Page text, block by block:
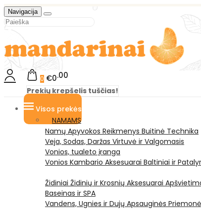
Navigacija
0 €0 00
Prekių krepšelis tuščias!
Visos prekės
NAMAMS
Namų Apyvokos Reikmenys Buitinė Technika
Veja, Sodas, Daržas Virtuvė ir Valgomasis
Vonios, tualeto įranga
Vonios Kambario Aksesuarai Baltiniai ir
Židiniai Židinių ir Krosnių Aksesuarai
Baseinas ir SPA
Vandens, Ugnies ir Dujų Apsauginės